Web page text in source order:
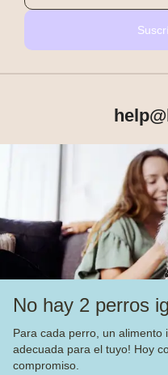
No hay 2 perros
Para cada perro, un alimento
adecuada para el tuyo! Hoy
compromiso.
Productos
Sobre Barkyn
Otros links
Piensos